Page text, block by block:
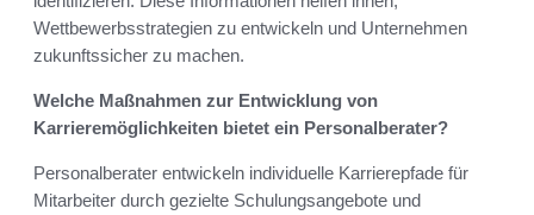
Wettbewerbsstrategien zu entwickeln und Unternehmen
zukunftssicher zu machen.
Welche Maßnahmen zur Entwicklung von
Karrieremöglichkeiten bietet ein Personalberater?
Personalberater entwickeln individuelle Karrierepfade für
Mitarbeiter durch gezielte Schulungsangebote und